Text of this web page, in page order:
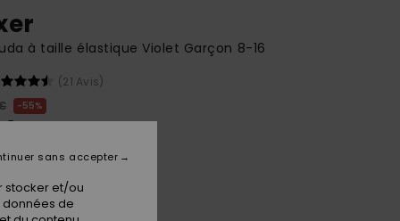
à taille élastique Violet Garçon 8-16
(21 Avis)
55%
€
FLASH EXTRA 25%
stocker et/ou
de
sans accepter